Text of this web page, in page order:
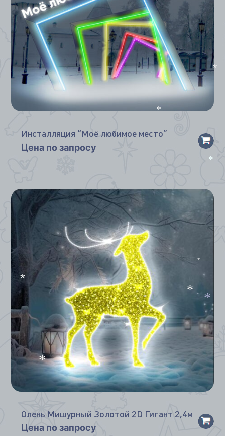
Инсталляция “Моё любимое место”
Цена по запросу
Олень Мишурный Золотой 2D Гигант 2,4м
Цена по запросу
*
*
*